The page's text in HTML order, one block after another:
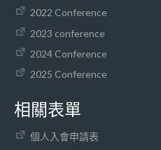
2022 Conference
2023 conference
2024 Conference
2025 Conference
相關表單
個人入會申請表